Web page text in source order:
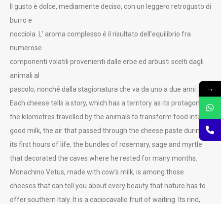
Il gusto è dolce, mediamente deciso, con un leggero retrogusto di
burro e
nocciola. L’ aroma complesso è il risultato dell’equilibrio fra
numerose
componenti volatili provenienti dalle erbe ed arbusti scelti dagli
animali al
pascolo, nonché dalla stagionatura che va da uno a due anni .. .
Each cheese tells a story, which has a territory as its protagonist,
the kilometres travelled by the animals to transform food into
good milk, the air that passed through the cheese paste during
its first hours of life, the bundles of rosemary, sage and myrtle
that decorated the caves where he rested for many months.
Monachino Vetus, made with cow’s milk, is among those
cheeses that can tell you about every beauty that nature has to
offer southern Italy. It is a caciocavallo fruit of waiting. Its rind,
→